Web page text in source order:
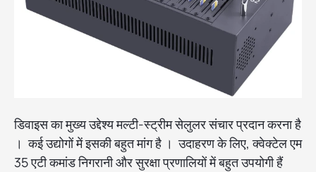
डिवाइस का मुख्य उद्देश्य मल्टी-स्ट्रीम सेलुलर संचार प्रदान करना है
। कई उद्योगों में इसकी बहुत मांग है । उदाहरण के लिए, क्वेक्टेल एम
35 एटी कमांड निगरानी और सुरक्षा प्रणालियों में बहुत उपयोगी हैं